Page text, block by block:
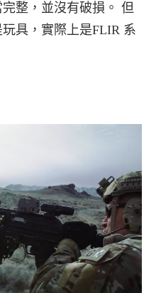
整，並沒有破損。 但
具，實際上是FLIR 系